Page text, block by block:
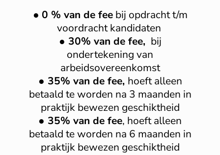
● 0 % van de feebij opdracht t/m
voordracht kandidaten
● 30% van de fee, bij
ondertekening van
arbeidsovereenkomst
● 35% van de fee, hoeft alleen
betaald te worden na 3 maanden in
praktijk bewezen geschiktheid
● 35% van de fee, hoeft alleen
betaald te worden na 6 maanden in
praktijk bewezen geschiktheid